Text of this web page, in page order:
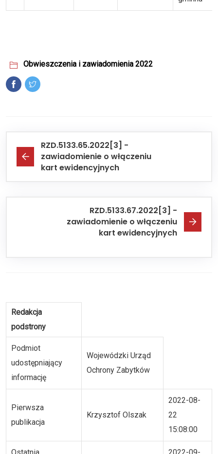
Obwieszczenia i zawiadomienia 2022
RZD.5133.65.2022[3] -
zawiadomienie o włączeniu
kart ewidencyjnych
RZD.5133.67.2022[3] -
zawiadomienie o włączeniu
kart ewidencyjnych
Redakcja
podstrony
Podmiot
udostępniający
informację
Wojewódzki Urząd
Ochrony Zabytków
Pierwsza
publikacja
Krzysztof Olszak
2022-08-
22
15:08:00